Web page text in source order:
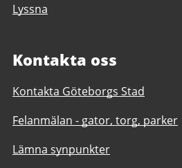
Lyssna
Kontakta oss
Kontakta Göteborgs Stad
Felanmälan - gator, torg, parker
Lämna synpunkter